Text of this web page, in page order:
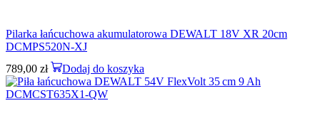
Pilarka łańcuchowa akumulatorowa DEWALT 18V XR 20cm
DCMPS520N-XJ
789,00 zł Dodaj do koszyka